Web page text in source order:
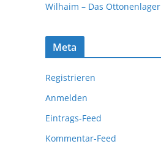
Wilhaim – Das Ottonenlager
Meta
Registrieren
Anmelden
Eintrags-Feed
Kommentar-Feed